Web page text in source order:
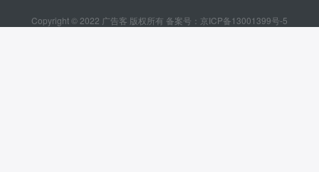
Copyright © 2022 广告客 版权所有 备案号： 京ICP备13001399号-5